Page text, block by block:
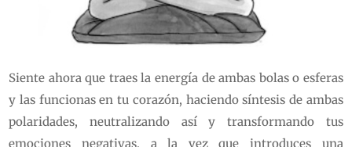
Siente ahora que traes la energía de ambas bolas o esferas
y las funcionas en tu corazón, haciendo síntesis de ambas
polaridades, neutralizando así y transformando tus
emociones negativas, a la vez que introduces una